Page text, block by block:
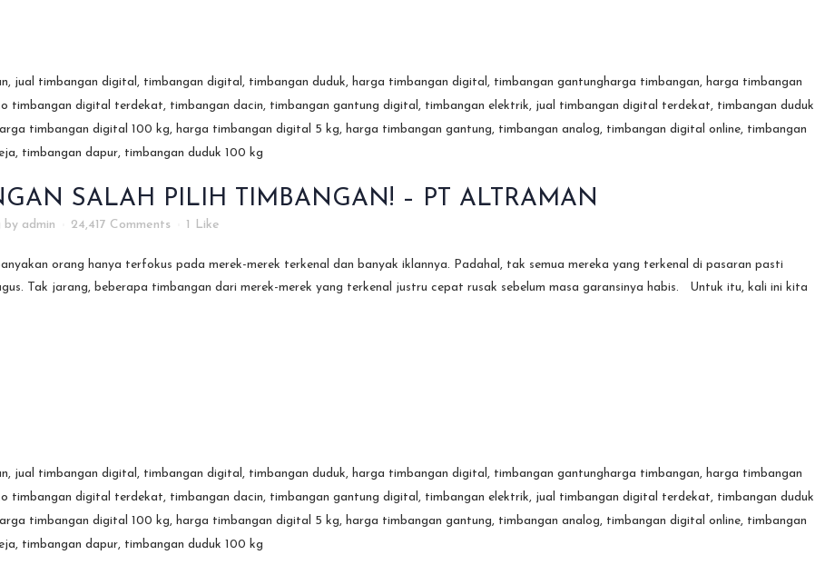
SALAH PILIH TIMBANGAN! – PT ALTRAMAN
by admin 24,417 Comments 1 Like
orang hanya terfokus pada merek-merek terkenal dan banyak iklannya. Padahal, tak semua mereka yang terkenal di pasaran pasti
Tak jarang, beberapa timbangan dari merek-merek yang terkenal justru cepat rusak sebelum masa garansinya habis. Untuk itu, kali ini kita